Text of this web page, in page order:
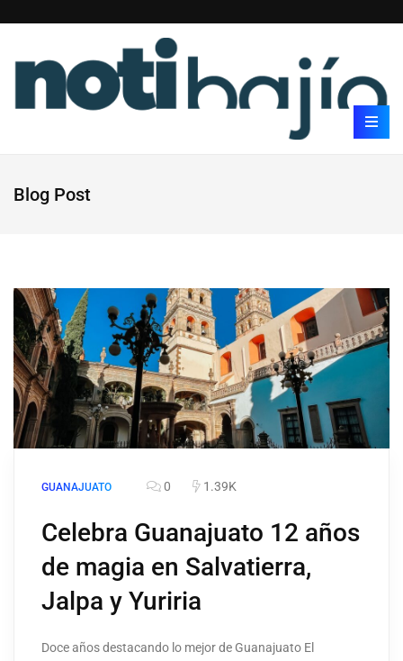
Blog Post
GUANAJUATO 0 1.39K
Celebra Guanajuato 12 años
de magia en Salvatierra,
Jalpa y Yuriria
Doce años destacando lo mejor de Guanajuato El